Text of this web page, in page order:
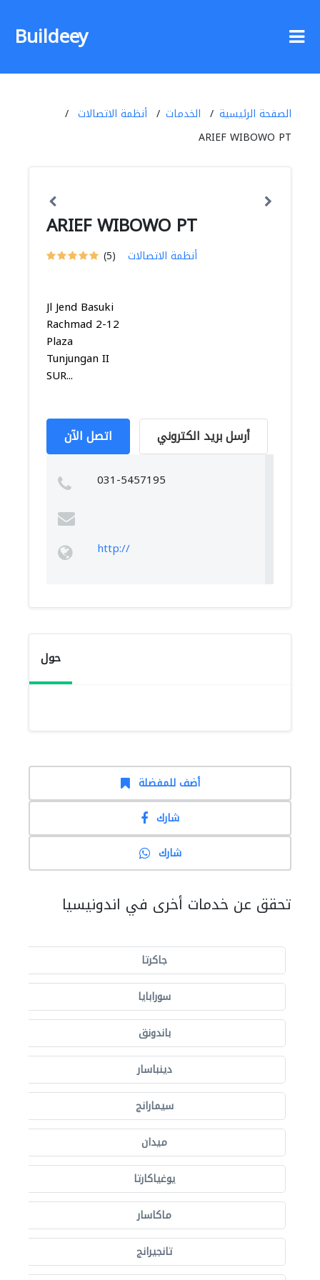
Buildeey
الصفحة الرئيسية الخدمات
أنظمة الاتصالات
ARIEF WIBOWO PT
ARIEF WIBOWO PT
(5) أنظمة الاتصالات
Jl Jend Basuki
Rachmad 2-12
Plaza
Tunjungan II
SUR...
اتصل الآن أرسل بريد الكتروني
031-5457195
http://
حول
أضف للمفضلة
شارك
شارك
تحقق عن خدمات أخرى في اندونيسيا
جاكرتا
سورابايا
باندونق
دينباسار
سيمارانج
ميدان
يوغياكارتا
ماكاسار
تانجيرانج